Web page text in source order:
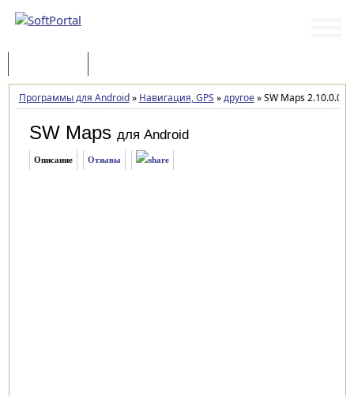
Программы для Android» Навигация, GPS »другое»SW Maps 2.10.0.0
SW Maps для Android
Описание Отзывы